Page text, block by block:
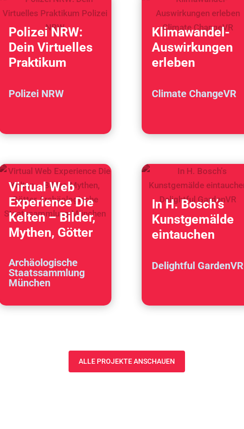
Polizei NRW:
Dein Virtuelles
Praktikum
Polizei NRW
Klimawandel-
Auswirkungen
erleben
Climate ChangeVR
Virtual Web
Experience Die
Kelten – Bilder,
Mythen, Götter
Archäologische
Staatssammlung
München
In H. Bosch’s
Kunstgemälde
eintauchen
Delightful GardenVR
ALLE PROJEKTE ANSCHAUEN